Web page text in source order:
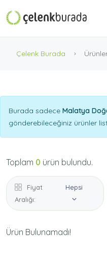
Çelenk Burada
Burada sadece Malatya
gönderebileceğiniz ürünler
Toplam 0 ürün bulundu.
Fiyat
Aralığı:
Hepsi
Ürün Bulunamadı!